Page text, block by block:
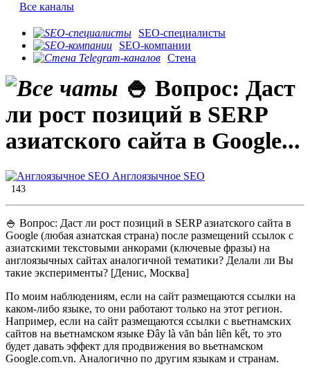
Все каналы
SEO-специалисты
SEO-компании
Стена
​🍚 Вопрос: Даст
ли рост позиций в SERP
азиатского сайта в Google...
Англоязычное SEO
143
​🍚 Вопрос: Даст ли рост позиций в SERP азиатского сайта в
Google (любая азиатская страна) после размещений ссылок с
азиатскими текстовыми анкорами (ключевые фразы) на
англоязычных сайтах аналогичной тематики? Делали ли Вы
такие эксперименты? [Денис, Москва]
По моим наблюдениям, если на сайт размещаются ссылки на
каком-либо языке, то они работают только на этот регион.
Например, если на сайт размещаются ссылки с вьетнамских
сайтов на вьетнамском языке Đây là văn bản liên kết, то это
будет давать эффект для продвижения во вьетнамском
Google.com.vn. Аналогично по другим языкам и странам.